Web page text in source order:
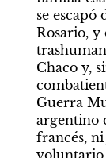
se escapó
Rosario,
Chaco y,
Guerra
argentino
francés,
voluntario